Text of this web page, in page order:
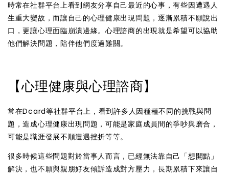
時常在社群平台上看到網友分享自己最近的心事，有些因遭遇人
生重大變故，而讓自己的心理健康出現問題，逐漸累積不願說出
口，更讓心理面臨崩潰邊緣。心理諮商的出現就是希望可以協助
他們解決問題，陪伴他們度過難關。
【心理健康與心理諮商】
常在Dcard等社群平台上，看到許多人因種種不同的挑戰與問
題，造成心理健康出現問題，可能是家庭成員間的爭吵與磨合，
可能是職涯發展不順遭遇挫折等等。
很多時候這些問題對於當事人而言，已經無法靠自己「想開點」
解決，也不願與親朋好友傾訴造成對方壓力，長期累積下來讓自